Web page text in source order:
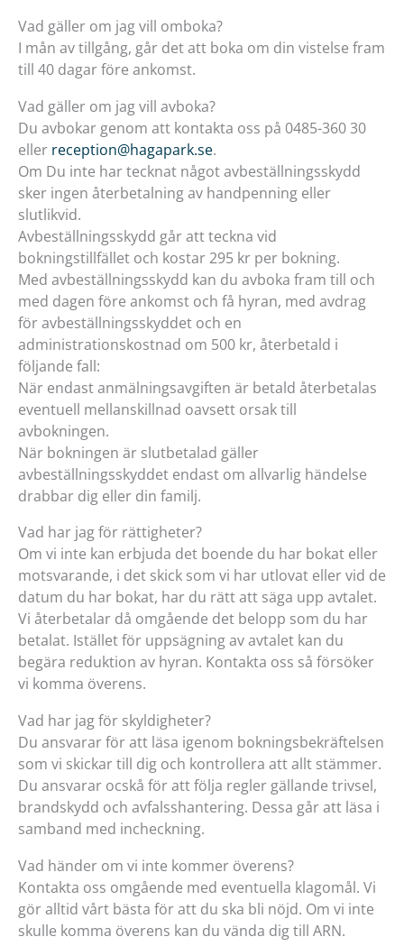
Vad gäller om jag vill omboka?
I mån av tillgång, går det att boka om din vistelse fram
till 40 dagar före ankomst.
Vad gäller om jag vill avboka?
Du avbokar genom att kontakta oss på 0485-360 30
eller reception@hagapark.se.
Om Du inte har tecknat något avbeställningsskydd
sker ingen återbetalning av handpenning eller
slutlikvid.
Avbeställningsskydd går att teckna vid
bokningstillfället och kostar 295 kr per bokning.
Med avbeställningsskydd kan du avboka fram till och
med dagen före ankomst och få hyran, med avdrag
för avbeställningsskyddet och en
administrationskostnad om 500 kr, återbetald i
följande fall:
När endast anmälningsavgiften är betald återbetalas
eventuell mellanskillnad oavsett orsak till
avbokningen.
När bokningen är slutbetalad gäller
avbeställningsskyddet endast om allvarlig händelse
drabbar dig eller din familj.
Vad har jag för rättigheter?
Om vi inte kan erbjuda det boende du har bokat eller
motsvarande, i det skick som vi har utlovat eller vid de
datum du har bokat, har du rätt att säga upp avtalet.
Vi återbetalar då omgående det belopp som du har
betalat. Istället för uppsägning av avtalet kan du
begära reduktion av hyran. Kontakta oss så försöker
vi komma överens.
Vad har jag för skyldigheter?
Du ansvarar för att läsa igenom bokningsbekräftelsen
som vi skickar till dig och kontrollera att allt stämmer.
Du ansvarar ocskå för att följa regler gällande trivsel,
brandskydd och avfalsshantering. Dessa går att läsa i
samband med incheckning.
Vad händer om vi inte kommer överens?
Kontakta oss omgående med eventuella klagomål. Vi
gör alltid vårt bästa för att du ska bli nöjd. Om vi inte
skulle komma överens kan du vända dig till ARN.